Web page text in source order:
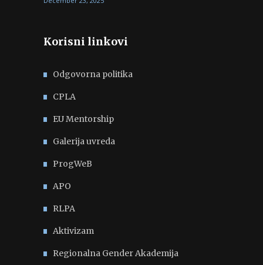
Korisni linkovi
Odgovorna politika
CPLA
EU Mentorship
Galerija uvreda
ProgWeB
APO
RLPA
Aktivizam
Regionalna Gender Akademija